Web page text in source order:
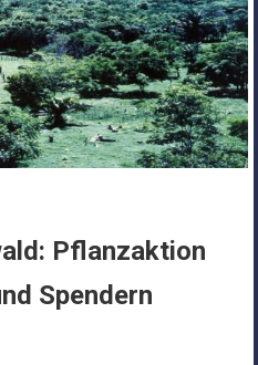
Pflanzaktion
Spendern